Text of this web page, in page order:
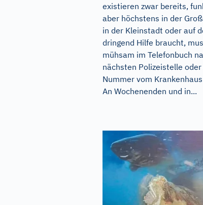
existieren zwar bereits,
aber höchstens in der
in der Kleinstadt oder auf
dringend Hilfe braucht,
mühsam im Telefonbuch
nächsten Polizeistelle
Nummer vom
An Wochenenden und in...